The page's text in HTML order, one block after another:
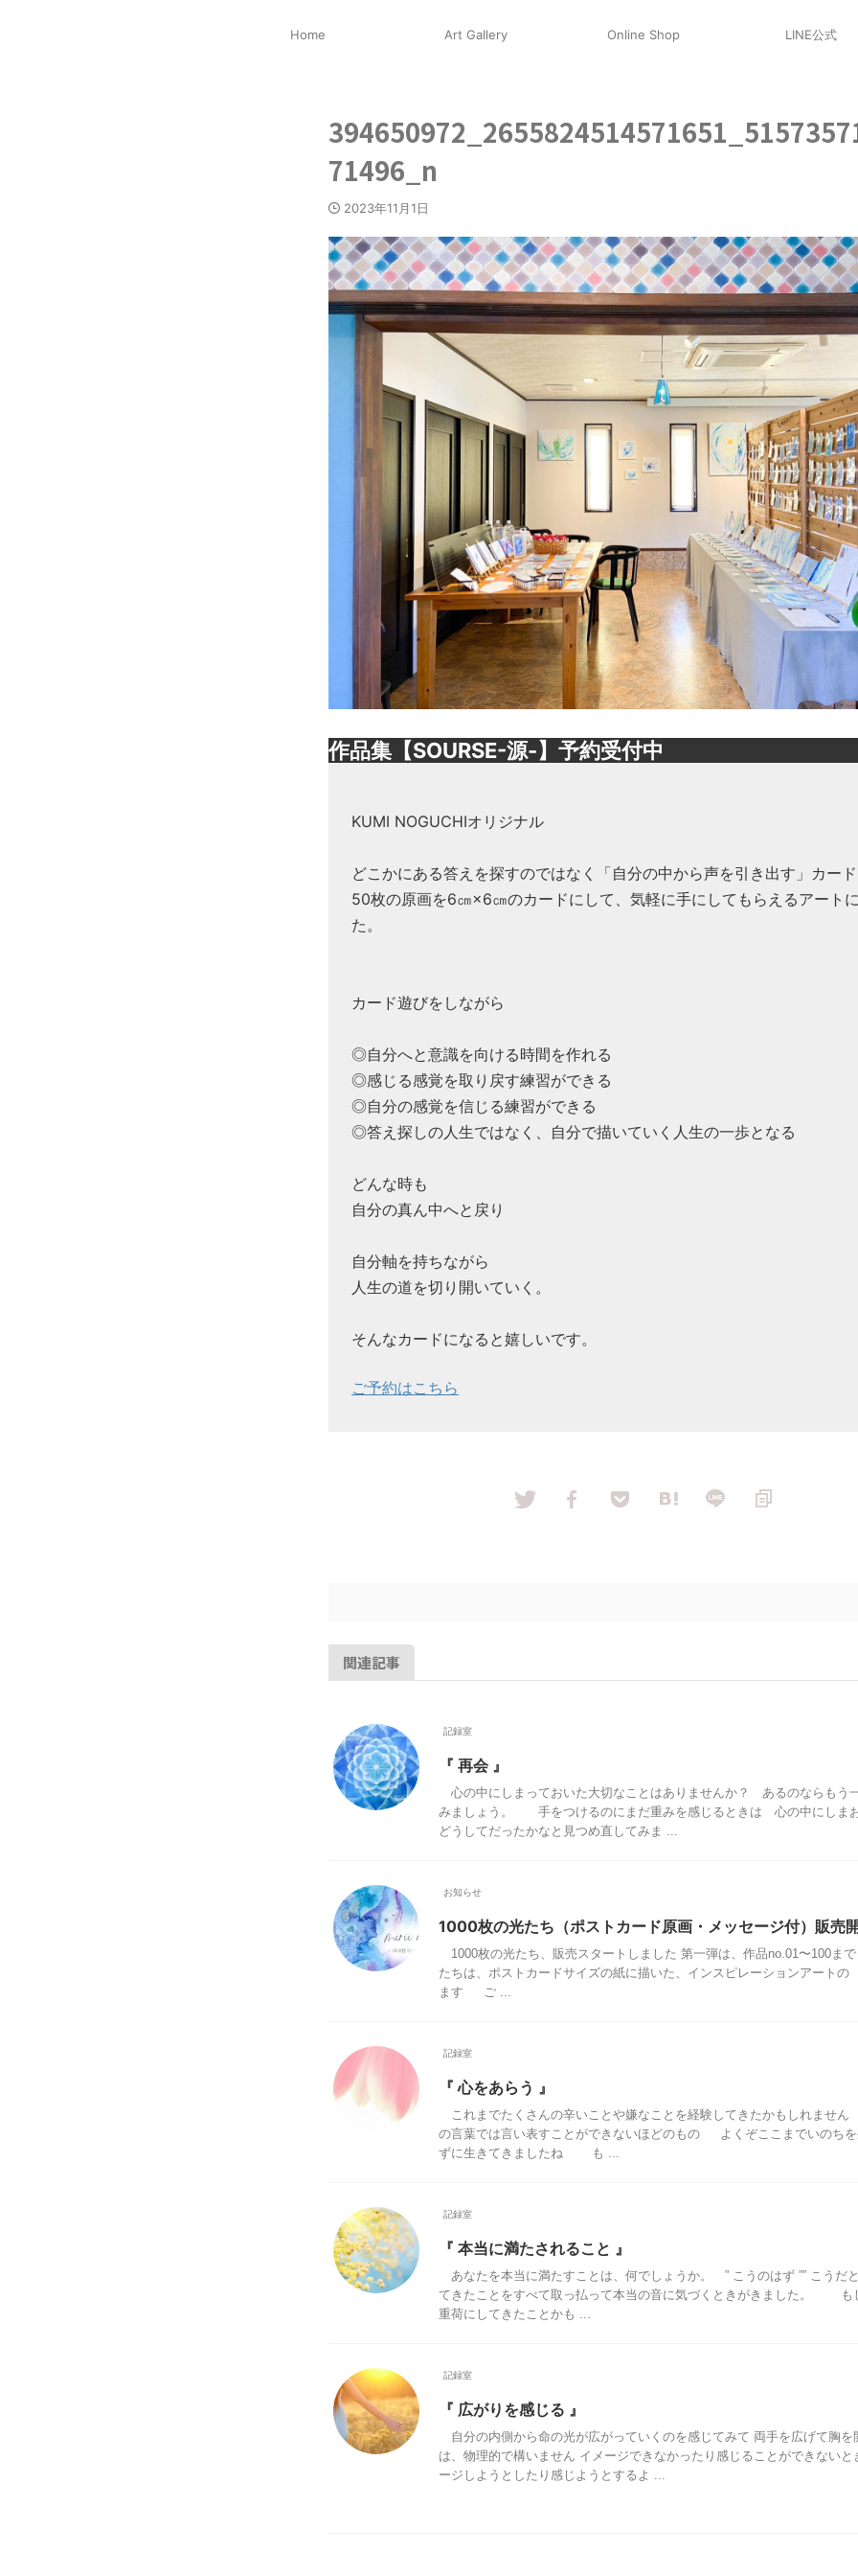
Home Art Gallery Online Shop LINE公式
71496_n
2023年11月1日
作品集【SOURSE-源-】予約受付中
KUMI NOGUCHIオリジナル
どこかにある答えを探すのではなく「自分の中から声を引き出す」カード
50枚の原画を6㎝×6㎝のカードにして、気軽に手にしてもらえるアート
た。
カード遊びをしながら
◎自分へと意識を向ける時間を作れる
◎感じる感覚を取り戻す練習ができる
◎自分の感覚を信じる練習ができる
◎答え探しの人生ではなく、自分で描いていく人生の一歩となる
どんな時も
自分の真ん中へと戻り
自分軸を持ちながら
人生の道を切り開いていく。
そんなカードになると嬉しいです。
ご予約はこちら
関連記事
記録室
『 再会 』
心の中にしまっておいた大切なことはありませんか？ あるのならもう
みましょう。 手をつけるのにまだ重みを感じるときは 心の中にしま
どうしてだったかなと見つめ直してみま ...
お知らせ
1000枚の光たち（ポストカード原画・メッセージ付）販売
1000枚の光たち、販売スタートしました 第一弾は、作品no.01〜100
たちは、ポストカードサイズの紙に描いた、インスピレーションアートの
ます ご ...
記録室
『 心をあらう 』
これまでたくさんの辛いことや嫌なことを経験してきたかもしれませ
の言葉では言い表すことができないほどのもの よくぞここまでいのちを
ずに生きてきましたね も ...
記録室
『 本当に満たされること 』
あなたを本当に満たすことは、何でしょうか。 ” こうのはず ”” こうだ
てきたことをすべて取っ払って本当の音に気づくときがきました。 も
重荷にしてきたことかも ...
記録室
『 広がりを感じる 』
自分の内側から命の光が広がっていくのを感じてみて 両手を広げて
は、物理的で構いません イメージできなかったり感じることができない
ージしようとしたり感じようとするよ ...